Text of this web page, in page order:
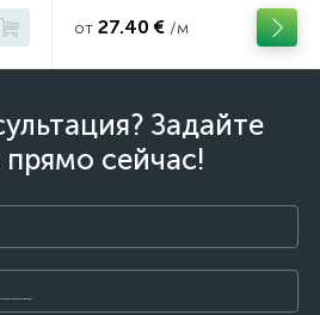
от 27.40 € /м
Задайте
прямо сейчас!